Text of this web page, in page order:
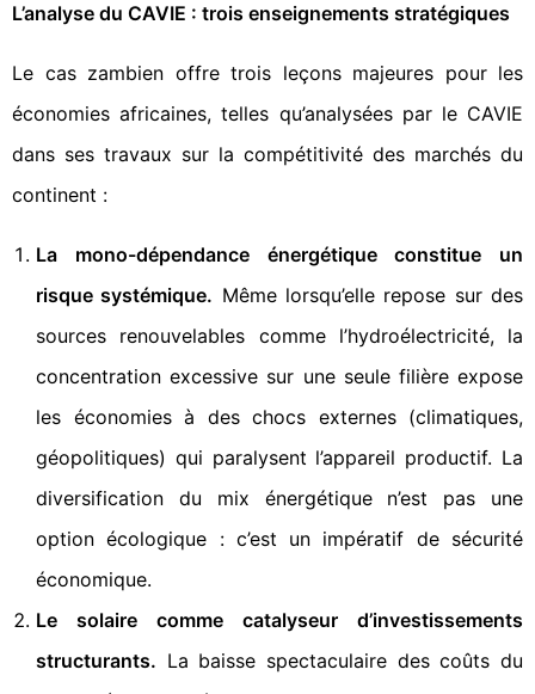
L’analyse du CAVIE : trois enseignements stratégiques
Le cas zambien offre trois leçons majeures pour les
économies africaines, telles qu’analysées par le CAVIE
dans ses travaux sur la compétitivité des marchés du
continent :
La mono-dépendance énergétique constitue un
risque systémique. Même lorsqu’elle repose sur des
sources renouvelables comme l’hydroélectricité, la
concentration excessive sur une seule filière expose
les économies à des chocs externes (climatiques,
géopolitiques) qui paralysent l’appareil productif. La
diversification du mix énergétique n’est pas une
option écologique : c’est un impératif de sécurité
économique.
Le solaire comme catalyseur d’investissements
structurants. La baisse spectaculaire des coûts du